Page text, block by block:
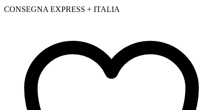
CONSEGNA EXPRESS + ITALIA